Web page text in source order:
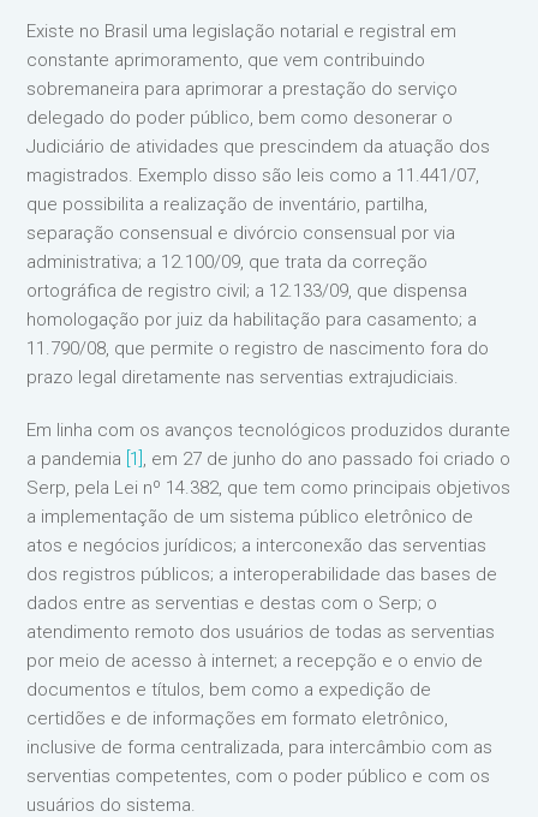
Existe no Brasil uma legislação notarial e registral em
constante aprimoramento, que vem contribuindo
sobremaneira para aprimorar a prestação do serviço
delegado do poder público, bem como desonerar o
Judiciário de atividades que prescindem da atuação dos
magistrados. Exemplo disso são leis como a 11.441/07,
que possibilita a realização de inventário, partilha,
separação consensual e divórcio consensual por via
administrativa; a 12.100/09, que trata da correção
ortográfica de registro civil; a 12.133/09, que dispensa
homologação por juiz da habilitação para casamento; a
11.790/08, que permite o registro de nascimento fora do
prazo legal diretamente nas serventias extrajudiciais.
Em linha com os avanços tecnológicos produzidos durante
a pandemia [1] , em 27 de junho do ano passado foi criado o
Serp, pela Lei nº 14.382, que tem como principais objetivos
a implementação de um sistema público eletrônico de
atos e negócios jurídicos; a interconexão das serventias
dos registros públicos; a interoperabilidade das bases de
dados entre as serventias e destas com o Serp; o
atendimento remoto dos usuários de todas as serventias
por meio de acesso à internet; a recepção e o envio de
documentos e títulos, bem como a expedição de
certidões e de informações em formato eletrônico,
inclusive de forma centralizada, para intercâmbio com as
serventias competentes, com o poder público e com os
usuários do sistema.